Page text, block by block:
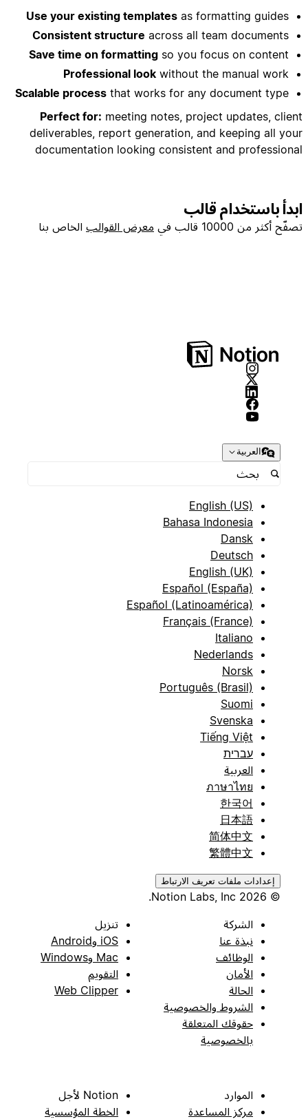
Use your existing templates as formatting guides
Consistent structure across all team documents
Save time on formatting so you focus on content
Professional look without the manual work
Scalable process that works for any document type
Perfect for: meeting notes, project updates, client
deliverables, report generation, and keeping all your
documentation looking consistent and professional
ابدأ باستخدام قالب
تصفّح أكثر من 10000 قالب في معرض القوالب الخاص بنا
العربية
English (US)
Bahasa Indonesia
Dansk
Deutsch
English (UK)
Español (España)
Español (Latinoamérica)
Français (France)
Italiano
Nederlands
Norsk
Português (Brasil)
Suomi
Svenska
Tiếng Việt
עברית
العربية
ภาษาไทย
한국어
日本語
简体中文
繁體中文
إعدادات ملفات تعريف الارتباط
© 2026 Notion Labs, Inc.
الشركة
نبذة عنا
الوظائف
الأمان
الحالة
الشروط والخصوصية
حقوقك المتعلقة
بالخصوصية
تنزيل
iOS وAndroid
Mac وWindows
التقويم
Web Clipper
الموارد
مركز المساعدة
Notion لأجل
الخطة المؤسسية